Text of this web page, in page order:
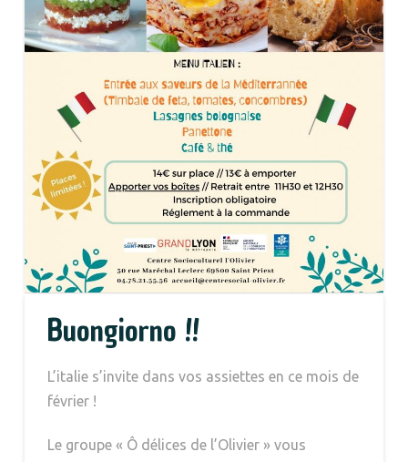
Buongiorno !!
L’italie s’invite dans vos assiettes en ce mois de
février !
Le groupe « Ô délices de l’Olivier » vous